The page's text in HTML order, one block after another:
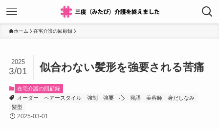
ホーム 在宅介護の回顧録
似合わない髪形を強要される苦痛
2025
3/01
在宅介護の回顧録
オーダー
ヘアースタイル 強制 強要 心 発語 美容師
身だしなみ
髪型
2025-03-01